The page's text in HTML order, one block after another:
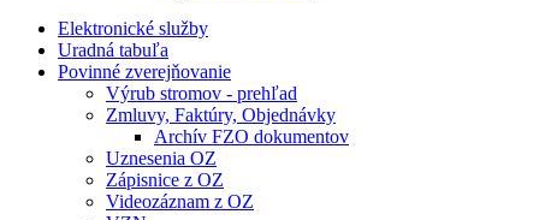
Elektronické služby
Uradná tabuľa
Povinné zverejňovanie
Výrub stromov - prehľad
Zmluvy, Faktúry, Objednávky
Archív FZO dokumentov
Uznesenia OZ
Zápisnice z OZ
Videozáznam z OZ